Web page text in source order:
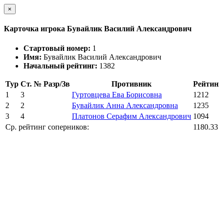
×
Карточка игрока Бувайлик Василий Александрович
Стартовый номер: 1
Имя: Бувайлик Василий Александрович
Начальный рейтинг: 1382
Тур Ст. № Разр/Зв Противник
1
3 Гуртовцева Ева Борисовна
1212
2
2 Бувайлик Анна Александровна
1235
3
4 Платонов Серафим Александрович 1094
Ср. рейтинг соперников:
1180.33